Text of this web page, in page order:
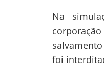
Na
foi